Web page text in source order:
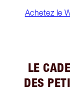
Achetez le
LE
DES